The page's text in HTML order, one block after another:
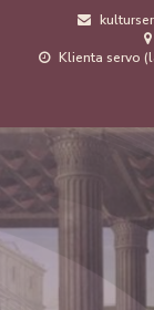
Klienta servo
de
uzanto